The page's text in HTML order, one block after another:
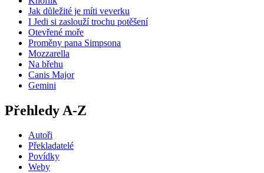
Jak důležité je míti veverku
I Jedi si zaslouží trochu potěšení
Otevřené moře
Proměny pana Simpsona
Mozzarella
Na břehu
Canis Major
Gemini
Přehledy A-Z
Autoři
Překladatelé
Povídky
Weby